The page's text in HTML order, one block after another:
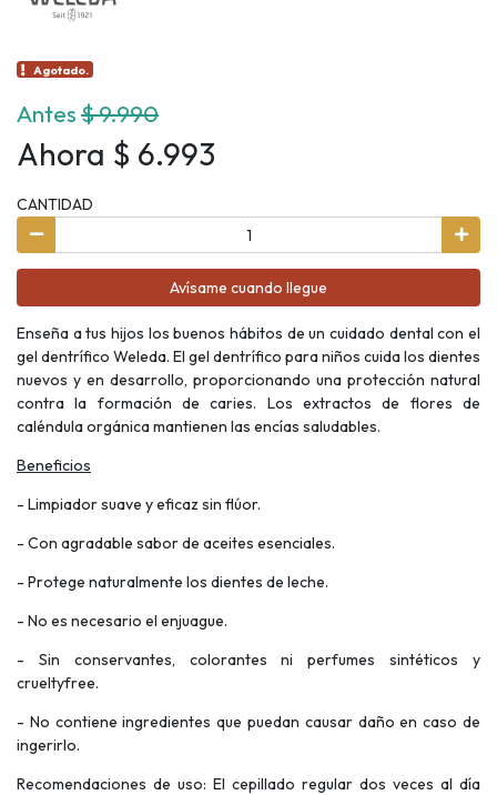
Agotado.
Antes$ 9.990
Ahora $ 6.993
CANTIDAD
Avísame cuando llegue
Enseña a tus hijos los buenos hábitos de un cuidado dental con el
gel dentrífico Weleda. El gel dentrífico para niños cuida los dientes
nuevos y en desarrollo, proporcionando una protección natural
contra la formación de caries. Los extractos de flores de
caléndula orgánica mantienen las encías saludables.
Beneficios
- Limpiador suave y eficaz sin flúor.
- Con agradable sabor de aceites esenciales.
- Protege naturalmente los dientes de leche.
- No es necesario el enjuague.
- Sin conservantes, colorantes ni perfumes sintéticos y
crueltyfree.
- No contiene ingredientes que puedan causar daño en caso de
ingerirlo.
Recomendaciones de uso: El cepillado regular dos veces al día